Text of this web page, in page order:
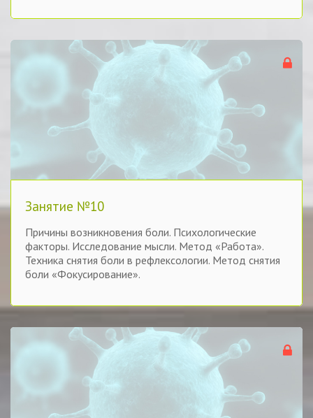
Занятие №10
Причины возникновения боли. Психологические
факторы. Исследование мысли. Метод «Работа».
Техника снятия боли в рефлексологии. Метод снятия
боли «Фокусирование».